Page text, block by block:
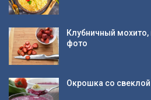
Клубничный
фото
Окрошка со свеклой